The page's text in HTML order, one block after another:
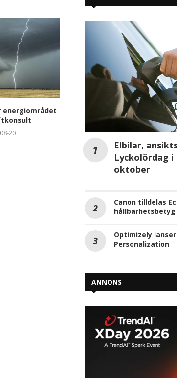
energiområdet
20
Anker SOLIX och SegenSolar
samman för att...
2025-08-18
Elbilar,
Lyckolördag i
oktober
Canon tilldelas
hållbarhetsbetyg
Optimizely
Personalization
ANNONS